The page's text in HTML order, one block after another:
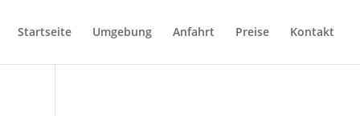
Startseite Umgebung Anfahrt Preise Kontakt